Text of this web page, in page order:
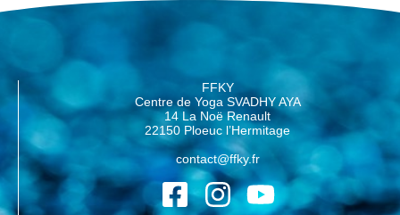
FFKY
Centre de Yoga SVADHY AYA
14 La Noë Renault
22150 Ploeuc l’Hermitage
contact@ffky.fr